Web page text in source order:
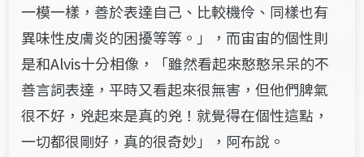
一模一樣，善於表達自己、比較機伶、同樣也有
異味性皮膚炎的困擾等等。」，而宙宙的個性則
是和Alvis十分相像，「雖然看起來憨憨呆呆的不
善言詞表達，平時又看起來很無害，但他們脾氣
很不好，兇起來是真的兇！就覺得在個性這點，
一切都很剛好，真的很奇妙」 ， 阿布說。